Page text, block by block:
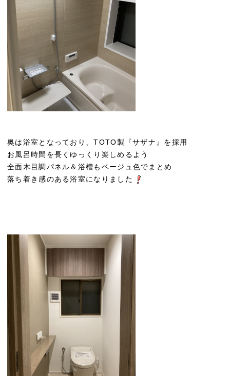
奥は浴室となっており、TOTO製『サザナ』を採用
お風呂時間を長くゆっくり楽しめるよう
全面木目調パネル＆浴槽もベージュ色でまとめ
落ち着き感のある浴室になりました